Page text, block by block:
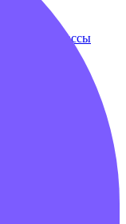
Надувные трассы